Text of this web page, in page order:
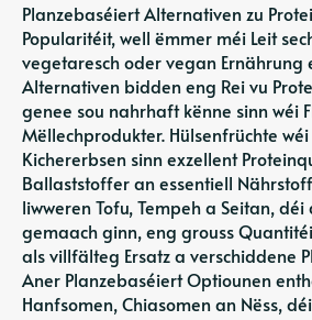
Planzebaséiert Alternativen zu
Popularitéit, well ëmmer méi Leit
vegetaresch oder vegan Ernährung
Alternativen bidden eng Rei vu
genee sou nahrhaft kënne sinn wéi
Mëllechprodukter. Hülsenfrüchte wéi
Kichererbsen sinn exzellent
Ballaststoffer an essentiell
liwweren Tofu, Tempeh a Seitan, déi
gemaach ginn, eng grouss
als villfälteg Ersatz a verschiddene
Aner Planzebaséiert Optiounen
Hanfsomen, Chiasomen an Nëss,